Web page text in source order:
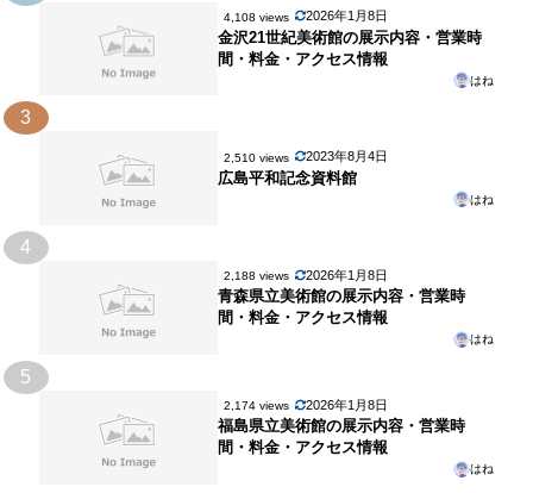
4,108 views 2026年1月8日
金沢21世紀美術館の展示内容・営業時
間・料金・アクセス情報
はね
3
2,510 views 2023年8月4日
広島平和記念資料館
はね
4
2,188 views 2026年1月8日
青森県立美術館の展示内容・営業時
間・料金・アクセス情報
はね
5
2,174 views 2026年1月8日
福島県立美術館の展示内容・営業時
間・料金・アクセス情報
はね